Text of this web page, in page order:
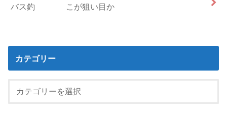
こが狙い目か
カテゴリー